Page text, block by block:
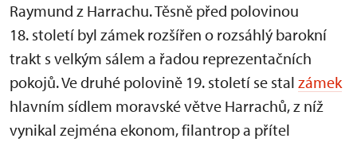
Raymund z Harrachu. Těsně před polovinou
18. století byl zámek rozšířen o rozsáhlý barokní
trakt s velkým sálem a řadou reprezentačních
pokojů. Ve druhé polovině 19. století se stal zámek
hlavním sídlem moravské větve Harrachů, z níž
vynikal zejména ekonom, filantrop a přítel